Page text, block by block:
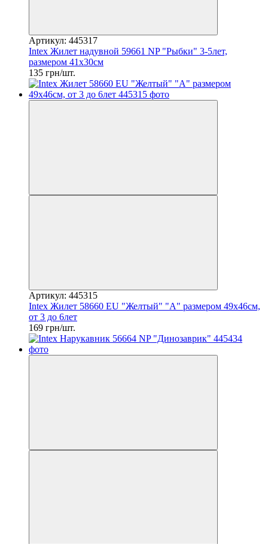
Артикул: 445317
Intex Жилет надувной 59661 NP "Рыбки" 3-5лет,
размером 41х30см
135 грн/шт.
Артикул: 445315
Intex Жилет 58660 EU "Желтый" "А" размером 49х46см,
от 3 до 6лет
169 грн/шт.